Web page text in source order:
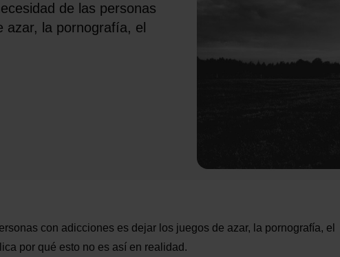
de las personas
azar, la pornografía, el
con adicciones es dejar los juegos de azar, la pornografía, el
por qué esto no es así en realidad.